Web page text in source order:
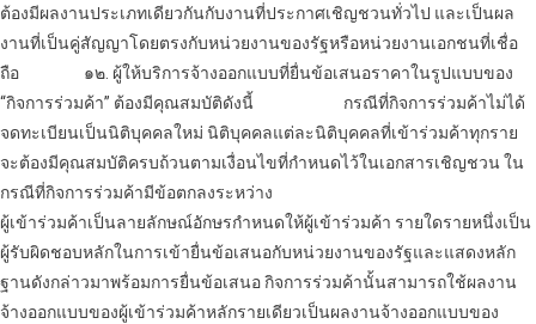
ต้องมีผลงานประเภทเดียวกันกับงานที่ประกาศเชิญชวนทั่วไป และเป็นผล
งานที่เป็นคู่สัญญาโดยตรงกับหน่วยงานของรัฐหรือหน่วยงานเอกชนที่เชื่อ
ถือ
๑๒. ผู้ให้บริการจ้างออกแบบที่ยื่นข้อเสนอราคาในรูปแบบของ
“กิจการร่วมค้า” ต้องมีคุณสมบัติดังนี้
กรณีที่กิจการร่วมค้าไม่ได้
จดทะเบียนเป็นนิติบุคคลใหม่ นิติบุคคลแต่ละนิติบุคคลที่เข้าร่วมค้าทุกราย
จะต้องมีคุณสมบัติครบถ้วนตามเงื่อนไขที่กำหนดไว้ในเอกสารเชิญชวน ใน
กรณีที่กิจการร่วมค้ามีข้อตกลงระหว่าง
ผู้เข้าร่วมค้าเป็นลายลักษณ์อักษรกำหนดให้ผู้เข้าร่วมค้า รายใดรายหนึ่งเป็น
ผู้รับผิดชอบหลักในการเข้ายื่นข้อเสนอกับหน่วยงานของรัฐและแสดงหลัก
ฐานดังกล่าวมาพร้อมการยื่นข้อเสนอ กิจการร่วมค้านั้นสามารถใช้ผลงาน
จ้างออกแบบของผู้เข้าร่วมค้าหลักรายเดียวเป็นผลงานจ้างออกแบบของ